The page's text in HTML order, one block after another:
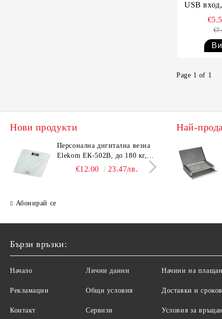
USB
Щипка
Page 1 of 1
Нови продукти
Персонална дигитална везна
Elekom ЕК-502B, до 180 кг,
LCD дисплей, Темперирано
€12.00 23.47лв.
- 6.0
Абонирай се
Най-
Бързи връзки:
Начало
Рекламации
Контакт
Лични данни
Общи условия
Сервизи
Начини на
Доставки и
Условия за